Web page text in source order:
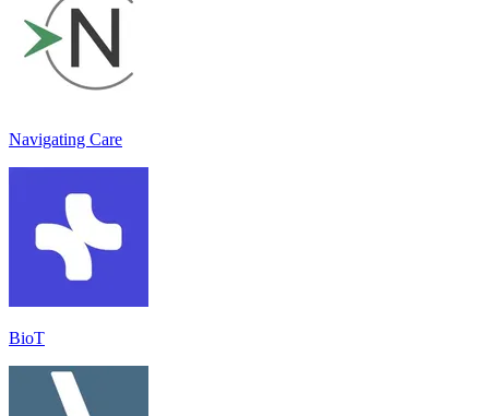
Navigating Care
BioT